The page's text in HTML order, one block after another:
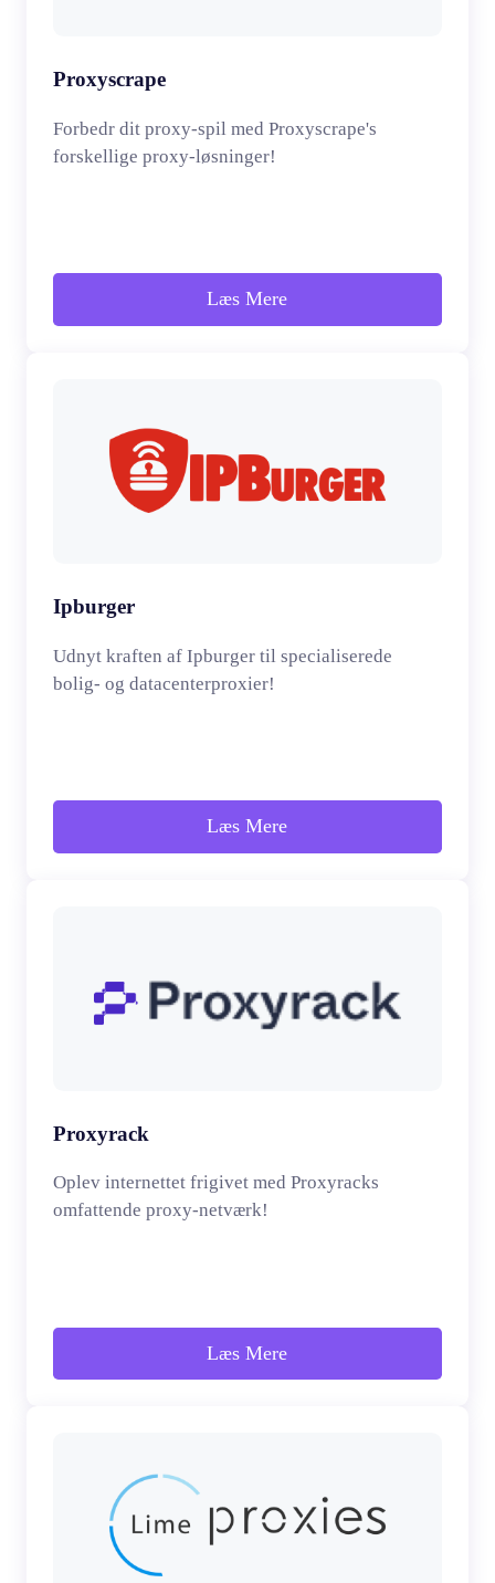
Proxyscrape
Forbedr dit proxy-spil med Proxyscrape's
forskellige proxy-løsninger!
Læs Mere
Ipburger
Udnyt kraften af Ipburger til specialiserede
bolig- og datacenterproxier!
Læs Mere
Proxyrack
Oplev internettet frigivet med Proxyracks
omfattende proxy-netværk!
Læs Mere